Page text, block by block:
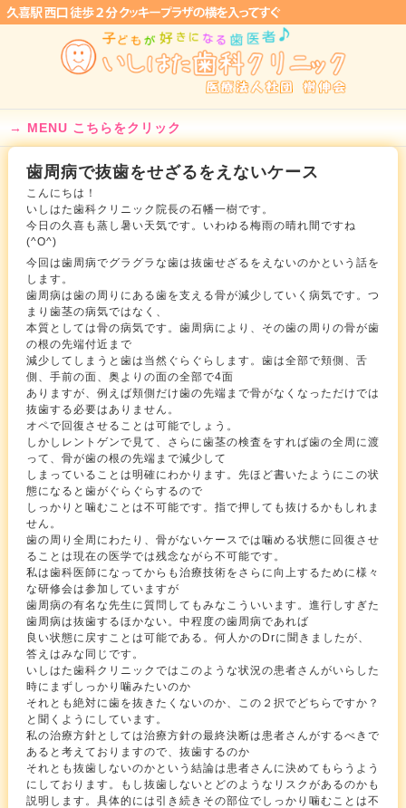
MENU こちらをクリック
歯周病で抜歯をせざるをえないケース
こんにちは！
いしはた歯科クリニック院長の石幡一樹です。
今日の久喜も蒸し暑い天気です。いわゆる梅雨の晴れ間ですね
(^O^)
今回は歯周病でグラグラな歯は抜歯せざるをえないのかという話を
します。
歯周病は歯の周りにある歯を支える骨が減少していく病気です。つ
まり歯茎の病気ではなく、
本質としては骨の病気です。歯周病により、その歯の周りの骨が歯
の根の先端付近まで
減少してしまうと歯は当然ぐらぐらします。歯は全部で頬側、舌
側、手前の面、奥よりの面の全部で4面
ありますが、例えば頬側だけ歯の先端まで骨がなくなっただけでは
抜歯する必要はありません。
オペで回復させることは可能でしょう。
しかしレントゲンで見て、さらに歯茎の検査をすれば歯の全周に渡
って、骨が歯の根の先端まで減少して
しまっていることは明確にわかります。先ほど書いたようにこの状
態になると歯がぐらぐらするので
しっかりと噛むことは不可能です。指で押しても抜けるかもしれま
せん。
歯の周り全周にわたり、骨がないケースでは噛める状態に回復させ
ることは現在の医学では残念ながら不可能です。
私は歯科医師になってからも治療技術をさらに向上するために様々
な研修会は参加していますが
歯周病の有名な先生に質問してもみなこういいます。進行しすぎた
歯周病は抜歯するほかない。中程度の歯周病であれば
良い状態に戻すことは可能である。何人かのDrに聞きましたが、
答えはみな同じです。
いしはた歯科クリニックではこのような状況の患者さんがいらした
時にまずしっかり噛みたいのか
それとも絶対に歯を抜きたくないのか、この２択でどちらですか？
と聞くようにしています。
私の治療方針としては治療方針の最終決断は患者さんがするべきで
あると考えておりますので、抜歯するのか
それとも抜歯しないのかという結論は患者さんに決めてもらうよう
にしております。もし抜歯しないとどのようなリスクがあるのかも
説明します。具体的には引き続きその部位でしっかり噛むことは不